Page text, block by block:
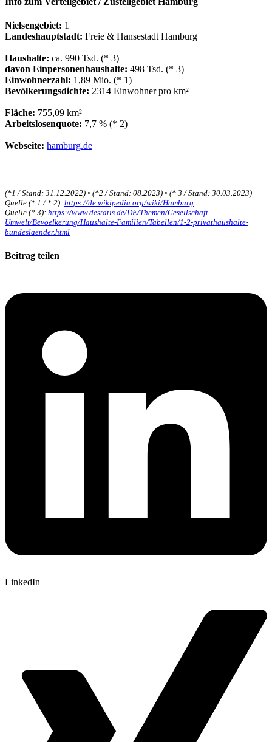
Nielsengebiet: 1
Landeshauptstadt: Freie & Hansestadt Hamburg
Haushalte: ca. 990 Tsd. (* 3)
davon Einpersonenhaushalte: 498 Tsd. (* 3)
Einwohnerzahl: 1,89 Mio. (* 1)
Bevölkerungsdichte: 2314 Einwohner pro km²
Fläche: 755,09 km²
Arbeitslosenquote: 7,7 % (* 2)
Webseite: hamburg.de
(*1 / Stand: 31.12.2022) • (*2 / Stand: 08.2023) • (* 3 / Stand: 30.03.2023)
Quelle (* 1 / * 2): https://de.wikipedia.org/wiki/Hamburg
Quelle (* 3): https://www.destatis.de/DE/Themen/Gesellschaft-
Umwelt/Bevoelkerung/Haushalte-Familien/Tabellen/1-2-privathaushalte-
bundeslaender.html
Beitrag teilen
LinkedIn